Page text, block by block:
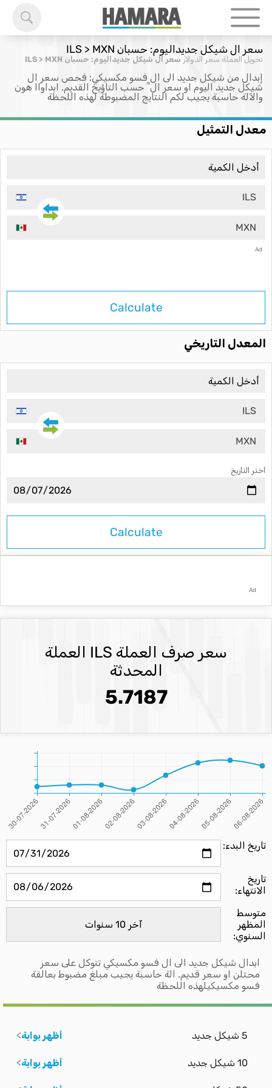
سعر ال شيكل جديداليوم: حسبان ILS > MXN
تحويل العملة سعر الدولار سعر ال شيكل جديداليوم: حسبان ILS > MXN
إبدال من شيكل جديد الى ال فسو مكسيكي: فحص سعر ال
شيكل جديد اليوم او سعر ال ْ حسب التاؤيخ القديم. ابداواا هون
والآلة حاسبة يجيب لكم النتايج المضبوطة لهذه اللحظة
معدل التمثيل
ILS
MXN
Ad
Calculate
المعدل التاريخي
ILS
MXN
اختر التاريخ
Ad
سعر صرف العملة ILS العملة
المحدثة
5.7187
تاريخ البدء:
تاريخ
الانتهاء:
متوسط ​​
المظهر
السنوي:
ابدال شيكل جديد الى ال فسو مكسيكي تتوكل على سعر
محتلن او سعر قديم. الة حاسبة يجيب مبلغ مضبوط بعالقة
فسو مكسيكيلهذه اللحظة
5 شيكل جديد أظهر بوابة
10 شيكل جديد أظهر بوابة